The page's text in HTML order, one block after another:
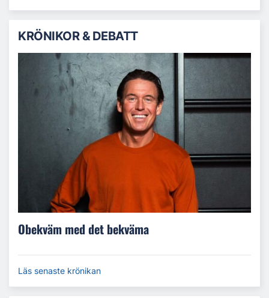
KRÖNIKOR & DEBATT
Obekväm med det bekväma
Läs senaste krönikan